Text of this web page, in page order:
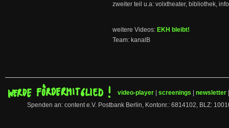
zweiter teil u.a: volxtheater, bibliothek,
weitere Videos: EKH bleibt!
Team: kanalB
video-player screenings newsletter
Spenden an: content e.V. Postbank Berlin, Kontonr.: 6814102, BLZ: